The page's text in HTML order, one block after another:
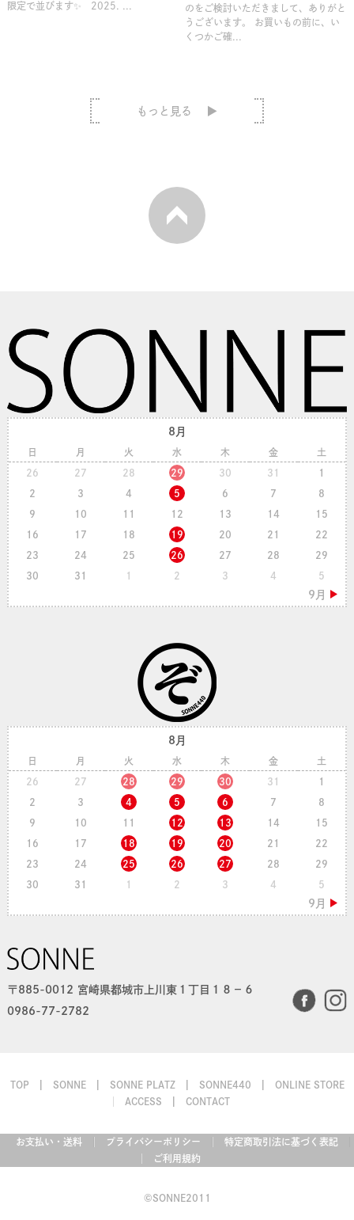
限定で並びます✨ 2025. ...
のをご検討いただきまして、ありがと
うございます。 お買いもの前に、い
くつかご確...
もっと見る
8月
日 月 火 水 木 金 土
26 27 28 29 30 31 1
2 3 4 5 6 7 8
9 10 11 12 13 14 15
16 17 18 19 20 21 22
23 24 25 26 27 28 29
30 31 1 2 3 4 5
8月
日 月 火 水 木 金 土
26 27 28 29 30 31 1
2 3 4 5 6 7 8
9 10 11 12 13 14 15
16 17 18 19 20 21 22
23 24 25 26 27 28 29
30 31 1 2 3 4 5
〒885-0012 宮崎県都城市上川東１丁目１８−６
0986-77-2782
TOP SONNE SONNE PLATZ SONNE440
ONLINE STORE
ACCESS
CONTACT
お支払い・送料 プライバシーポリシー
特定商取引法に基づく表記
ご利用規約
©SONNE2011